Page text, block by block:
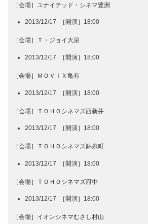
［会場］ユナイテッド・シネマ豊洲
2013/12/17 ［開演］18:00
［会場］Ｔ・ジョイ大泉
2013/12/17 ［開演］18:00
［会場］ＭＯＶＩＸ亀有
2013/12/17 ［開演］18:00
［会場］ＴＯＨＯシネマズ西新井
2013/12/17 ［開演］18:00
［会場］ＴＯＨＯシネマズ錦糸町
2013/12/17 ［開演］18:00
［会場］ＴＯＨＯシネマズ府中
2013/12/17 ［開演］18:00
［会場］イオンシネマむさし村山